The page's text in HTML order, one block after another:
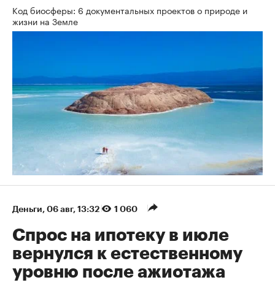
Код биосферы: 6 документальных проектов о природе и
жизни на Земле
Деньги 06 авг, 13:32 1 060
Спрос на ипотеку в июле
вернулся к естественному
уровню после ажиотажа